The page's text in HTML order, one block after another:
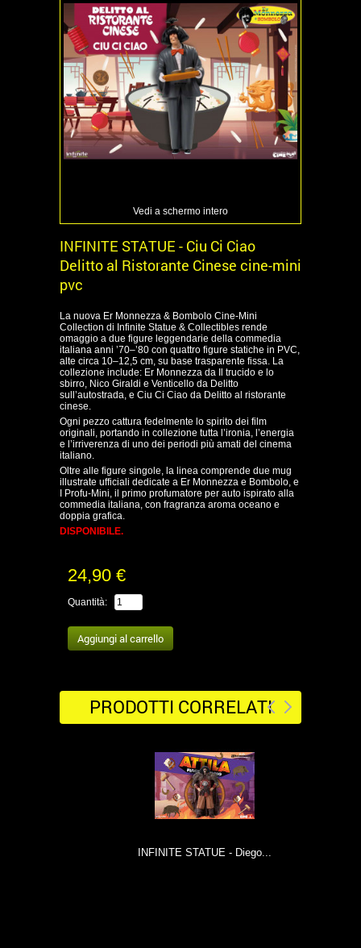
Vedi a schermo intero
INFINITE STATUE - Ciu Ci Ciao
Delitto al Ristorante Cinese cine-mini
pvc
La nuova Er Monnezza & Bombolo Cine-Mini
Collection di Infinite Statue & Collectibles rende
omaggio a due figure leggendarie della commedia
italiana anni ’70–’80 con quattro figure statiche in PVC,
alte circa 10–12,5 cm, su base trasparente fissa. La
collezione include: Er Monnezza da Il trucido e lo
sbirro, Nico Giraldi e Venticello da Delitto
sull’autostrada, e Ciu Ci Ciao da Delitto al ristorante
cinese.
Ogni pezzo cattura fedelmente lo spirito dei film
originali, portando in collezione tutta l’ironia, l’energia
e l’irriverenza di uno dei periodi più amati del cinema
italiano.
Oltre alle figure singole, la linea comprende due mug
illustrate ufficiali dedicate a Er Monnezza e Bombolo, e
I Profu-Mini, il primo profumatore per auto ispirato alla
commedia italiana, con fragranza aroma oceano e
doppia grafica.
DISPONIBILE.
24,90 €
Quantità:
PRODOTTI CORRELATI
INFINITE STATUE - Diego...